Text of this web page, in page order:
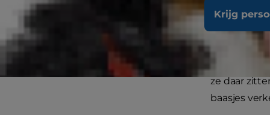
Krijg
in je
We
ze daar
baasjes